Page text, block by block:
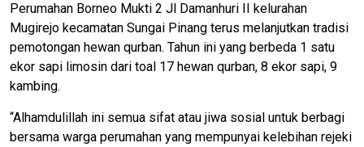
Perumahan Borneo Mukti 2 Jl Damanhuri II kelurahan
Mugirejo kecamatan Sungai Pinang terus melanjutkan tradisi
pemotongan hewan qurban. Tahun ini yang berbeda 1 satu
ekor sapi limosin dari toal 17 hewan qurban, 8 ekor sapi, 9
kambing.
“Alhamdulillah ini semua sifat atau jiwa sosial untuk berbagi
bersama warga perumahan yang mempunyai kelebihan rejeki